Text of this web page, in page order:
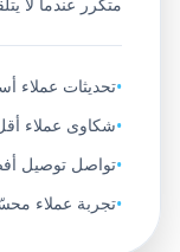
•تحديثات عملاء
•شكاوى عملاء
•تواصل توصيل
•تجربة عملاء